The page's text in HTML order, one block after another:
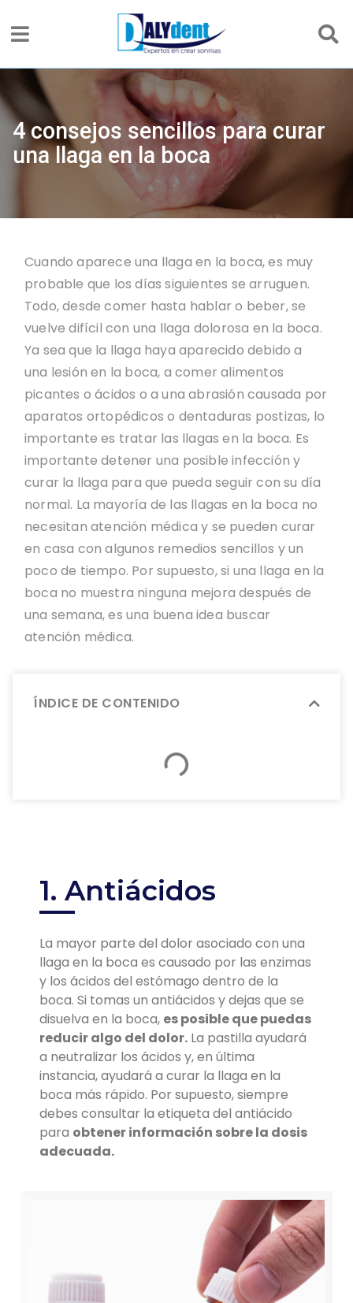
4 consejos sencillos para curar
una llaga en la boca
ÍNDICE DE CONTENIDO
Cuando aparece una llaga en la boca, es muy
probable que los días siguientes se arruguen.
Todo, desde comer hasta hablar o beber, se
vuelve difícil con una llaga dolorosa en la boca.
Ya sea que la llaga haya aparecido debido a
una lesión en la boca, a comer alimentos
picantes o ácidos o a una abrasión causada por
aparatos ortopédicos o dentaduras postizas, lo
importante es tratar las llagas en la boca. Es
importante detener una posible infección y
curar la llaga para que pueda seguir con su día
normal. La mayoría de las llagas en la boca no
necesitan atención médica y se pueden curar
en casa con algunos remedios sencillos y un
poco de tiempo. Por supuesto, si una llaga en la
boca no muestra ninguna mejora después de
una semana, es una buena idea buscar
atención médica.
1. Antiácidos
La mayor parte del dolor asociado con una
llaga en la boca es causado por las enzimas
y los ácidos del estómago dentro de la
boca. Si tomas un antiácidos y dejas que se
disuelva en la boca, es posible que puedas
reducir algo del dolor. La pastilla ayudará
a neutralizar los ácidos y, en última
instancia, ayudará a curar la llaga en la
boca más rápido. Por supuesto, siempre
debes consultar la etiqueta del antiácido
para obtener información sobre la dosis
adecuada.